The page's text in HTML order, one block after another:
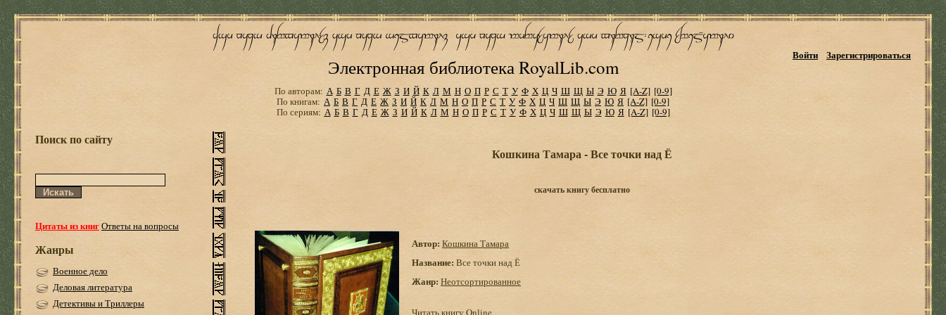
Электронная библиотека RoyalLib.com
Войти Зарегистрироваться
По авторам: А Б В Г Д Е Ж З И Й К Л М Н О П Р С Т У Ф Х Ц Ч Ш Щ Ы Э Ю Я [A-Z] [0-9]
По книгам: А Б В Г Д Е Ж З И Й К Л М Н О П Р С Т У Ф Х Ц Ч Ш Щ Ы Э Ю Я [A-Z] [0-9]
По сериям: А Б В Г Д Е Ж З И Й К Л М Н О П Р С Т У Ф Х Ц Ч Ш Щ Ы Э Ю Я [A-Z] [0-9]
Поиск по сайту
Цитаты из книгОтветы на вопросы
Жанры
Военное дело
Деловая литература
Детективы и Триллеры
Кошкина Тамара - Все точки над Ё
скачать книгу бесплатно
Автор: Кошкина Тамара
Название: Все точки над Ё
Жанр: Неотсортированное
Читать книгу Online